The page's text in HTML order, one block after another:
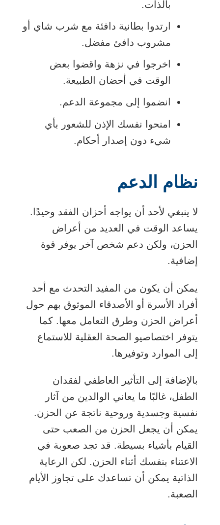
بالذات.
ارتدوا بطانية دافئة مع شرب شاي أو
مشروب دافئ مفضل.
اخرجوا في نزهة واقضوا بعض
الوقت في أحضان الطبيعة.
انضموا إلى مجموعة الدعم.
امنحوا نفسك الإذن للشعور بأي
شيء دون إصدار أحكام.
نظام الدعم
لا ينبغي لأحد أن يواجه أحزان الفقد وحيدًا.
يساعد الوقت في العديد من أعراض
الحزن، ولكن دعم شخص آخر يوفر قوة
إضافية.
يمكن أن يكون من المفيد التحدث مع أحد
أفراد الأسرة أو الأصدقاء الموثوق بهم حول
أعراض الحزن وطرق التعامل معها. كما
يتوفر اختصاصيو الصحة العقلية للاستماع
إلى الموارد وتوفيرها.
بالإضافة إلى التأثير العاطفي لفقدان
الطفل، غالبًا ما يعاني الوالدين من آثار
نفسية وجسدية وروحية ناتجة عن الحزن.
يمكن أن يجعل الحزن من الصعب حتى
القيام بأشياء بسيطة. قد تجد صعوبة في
الاعتناء بنفسك أثناء الحزن. لكن الرعاية
الذاتية يمكن أن تساعدك على تجاوز الأيام
الصعبة.